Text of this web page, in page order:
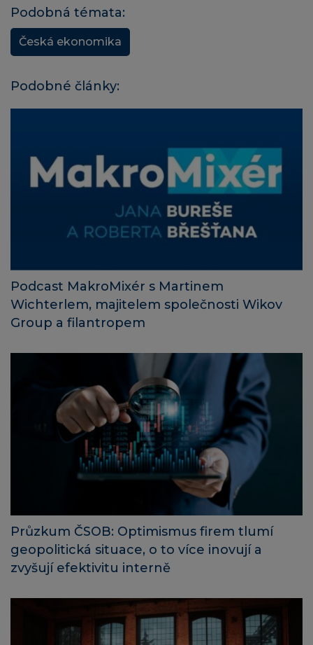
Podobná témata:
Česká ekonomika
Podobné články:
Podcast MakroMixér s Martinem
Wichterlem, majitelem společnosti Wikov
Group a filantropem
Průzkum ČSOB: Optimismus firem tlumí
geopolitická situace, o to více inovují a
zvyšují efektivitu interně